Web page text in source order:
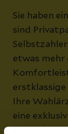
Sie haben
sind
etwas mehr
Ihre
eine